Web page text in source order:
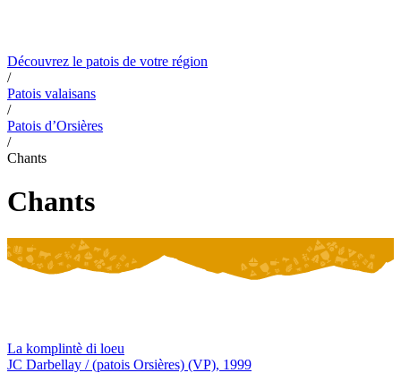
Découvrez le patois de votre région
/
Patois valaisans
/
Patois d’Orsières
/
Chants
Chants
La komplintè di loeu
JC Darbellay / (patois Orsières) (VP), 1999